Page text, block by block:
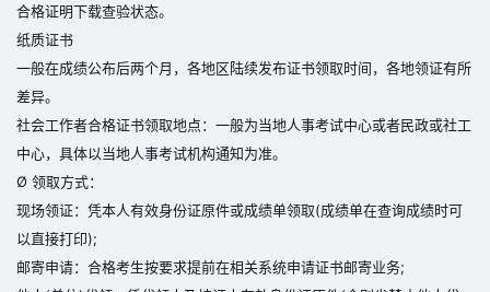
合格证明下载查验状态。
纸质证书
一般在成绩公布后两个月，各地区陆续发布证书领取时间，各地领证有所
差异。
社会工作者合格证书领取地点：一般为当地人事考试中心或者民政或社工
中心，具体以当地人事考试机构通知为准。
Ø 领取方式：
现场领证：凭本人有效身份证原件或成绩单领取(成绩单在查询成绩时可
以直接打印);
邮寄申请：合格考生按要求提前在相关系统申请证书邮寄业务;